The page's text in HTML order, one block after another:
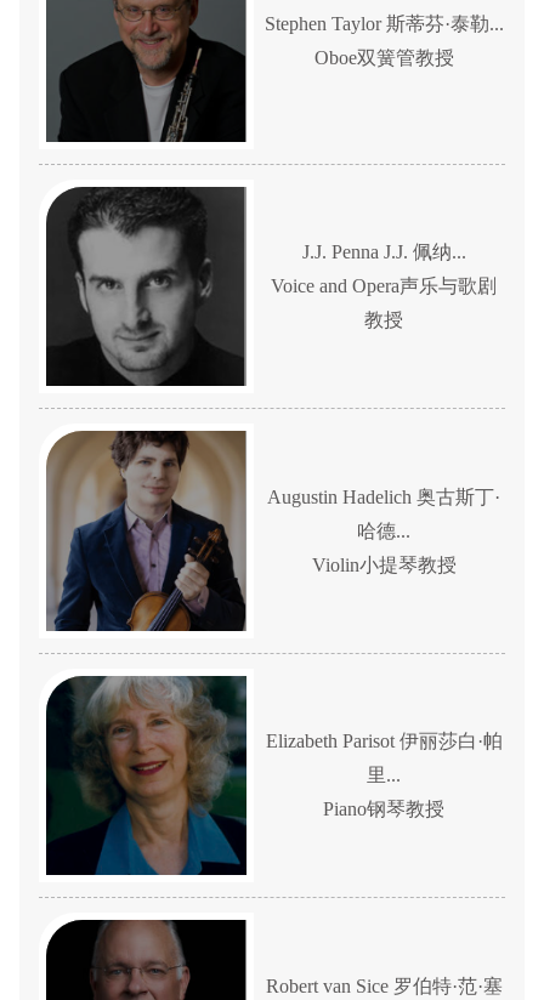
Stephen Taylor 斯蒂芬·泰勒...
Oboe双簧管教授
J.J. Penna J.J. 佩纳...
Voice and Opera声乐与歌剧
教授
Augustin Hadelich 奥古斯丁·
哈德...
Violin小提琴教授
Elizabeth Parisot 伊丽莎白·帕
里...
Piano钢琴教授
Robert van Sice 罗伯特·范·塞